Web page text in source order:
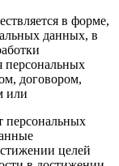
в форме,
данных, в
персональных
договором,
или
персональных
целей